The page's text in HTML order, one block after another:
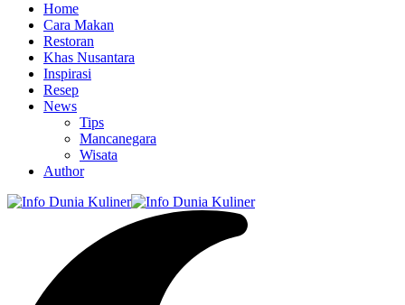
Home
Cara Makan
Restoran
Khas Nusantara
Inspirasi
Resep
News
Tips
Mancanegara
Wisata
Author